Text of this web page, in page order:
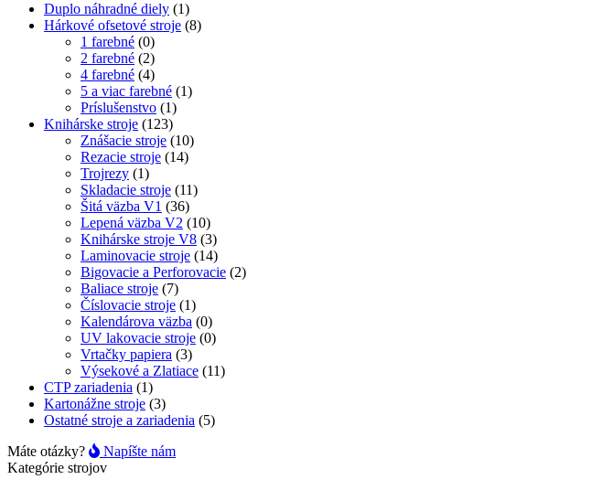
Duplo náhradné diely (1)
Hárkové ofsetové stroje (8)
1 farebné (0)
2 farebné (2)
4 farebné (4)
5 a viac farebné (1)
Príslušenstvo (1)
Knihárske stroje (123)
Znášacie stroje (10)
Rezacie stroje (14)
Trojrezy (1)
Skladacie stroje (11)
Šitá väzba V1 (36)
Lepená väzba V2 (10)
Knihárske stroje V8 (3)
Laminovacie stroje (14)
Bigovacie a Perforovacie (2)
Baliace stroje (7)
Číslovacie stroje (1)
Kalendárova väzba (0)
UV lakovacie stroje (0)
Vrtačky papiera (3)
Výsekové a Zlatiace (11)
CTP zariadenia (1)
Kartonážne stroje (3)
Ostatné stroje a zariadenia (5)
Máte otázky?
Napíšte nám
Kategórie strojov